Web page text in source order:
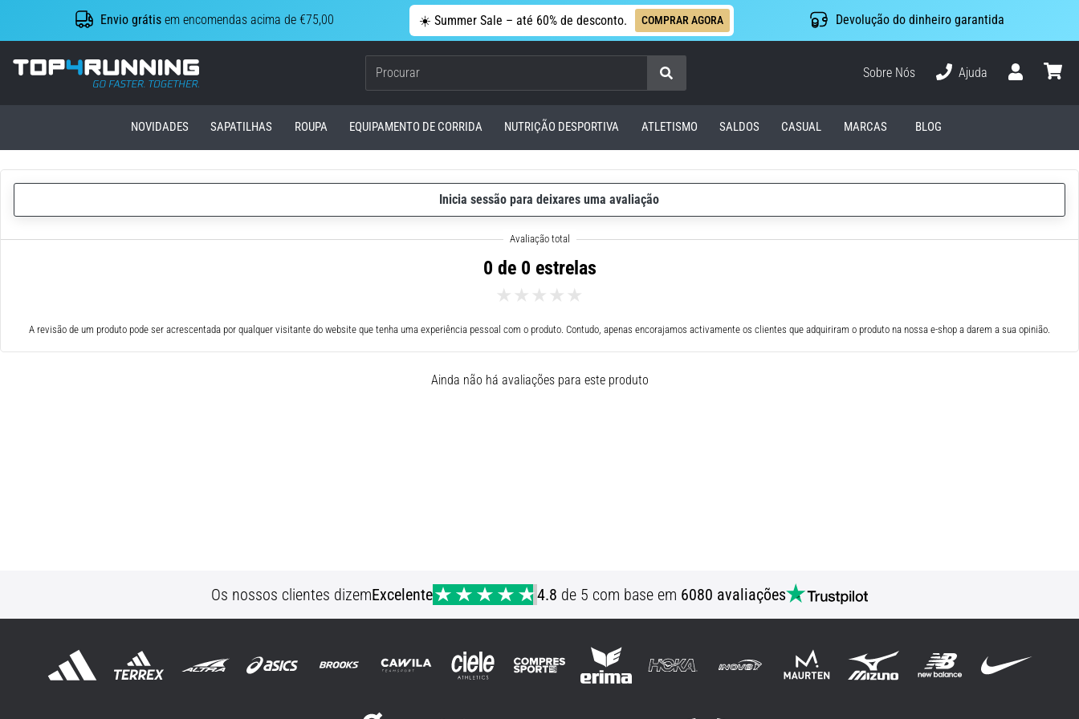
Envio grátis em encomendas acima de €75,00 ☀️ Summer Sale – até 60% de desconto. COMPRAR AGORA Devolução do dinheiro garantida
Top4Running.pt
Procurar
Sobre Nós
Ajuda
NOVIDADES SAPATILHAS ROUPA EQUIPAMENTO DE CORRIDA NUTRIÇÃO DESPORTIVA ATLETISMO SALDOS CASUAL MARCAS BLOG
Inicia sessão para deixares uma avaliação
0 de 0 estrelas
A revisão de um produto pode ser acrescentada por qualquer visitante do website que tenha uma experiência pessoal com o produto. Contudo, apenas encorajamos activamente os clientes que adquiriram o produto na nossa e-shop a darem a sua opinião.
Ainda não há avaliações para este produto
Os nossos clientes dizemExcelente 4.8 de 5 com base em 6080 avaliações